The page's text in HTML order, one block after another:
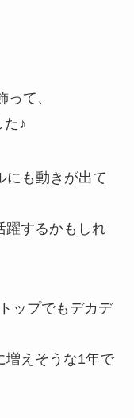
て、
た♪
にも動きが出て
躍するかもしれ
ップでもデカデ
増えそうな1年で